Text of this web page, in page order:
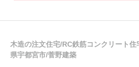
木造の注文住宅/RC鉄筋コンクリート
県宇都宮市/菅野建築